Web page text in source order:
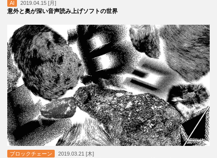
AI 2019.04.15 [月]
意外と奥が深い音声読み上げソフトの世界
ブロックチェーン 2019.03.21 [木]